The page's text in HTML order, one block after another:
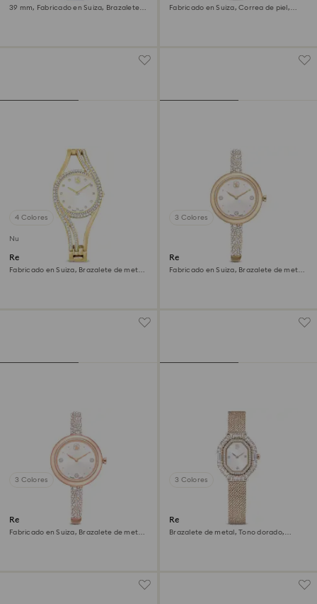
39 mm, Fabricado en Suiza, Brazalete
Fabricado en Suiza, Correa de piel,
4 Colores
Nuevo
Reloj Hyperbola bangle
Fabricado en Suiza, Brazalete de metal,
3 Colores
Reloj Sublima bangle
Fabricado en Suiza, Brazalete de metal,
3 Colores
Reloj Sublima bangle
Fabricado en Suiza, Brazalete de metal,
3 Colores
Reloj Matrix octagon
Brazalete de metal, Tono dorado,